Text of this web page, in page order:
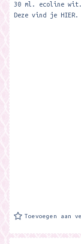
30 ml. ecoline
Deze vind je
Toevoegen